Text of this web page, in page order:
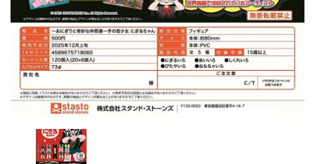
よくあるご質問
ご利用ガイド
06-6282-7659